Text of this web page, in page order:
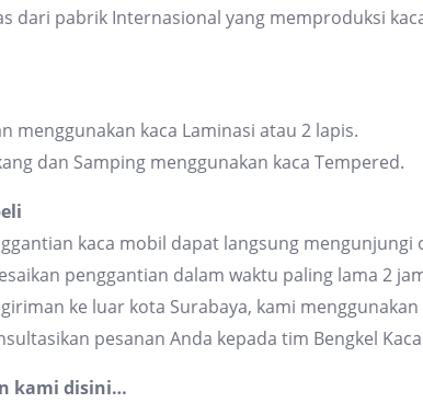
dari pabrik Internasional yang memproduksi
menggunakan kaca Laminasi atau 2 lapis.
dan Samping menggunakan kaca Tempered.
kaca mobil dapat langsung
penggantian dalam waktu paling lama 2
ke luar kota Surabaya, kami
pesanan Anda kepada tim Bengkel
kami disini…